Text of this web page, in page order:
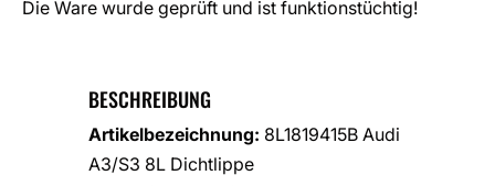
Die Ware wurde geprüft und ist funktionstüchtig!
BESCHREIBUNG
Artikelbezeichnung: 8L1819415B Audi
A3/S3 8L Dichtlippe